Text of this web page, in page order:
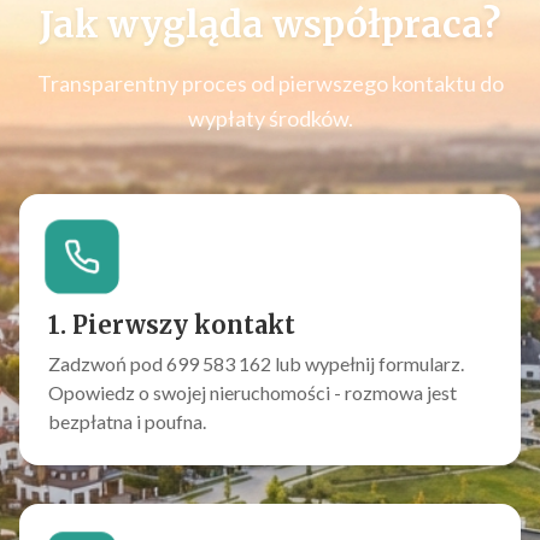
Jak wygląda współpraca?
Transparentny proces od pierwszego kontaktu do
wypłaty środków.
1. Pierwszy kontakt
Zadzwoń pod 699 583 162 lub wypełnij formularz.
Opowiedz o swojej nieruchomości - rozmowa jest
bezpłatna i poufna.